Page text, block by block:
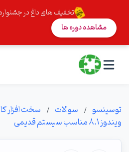
تخفیف های داغ در
مشاهده دوره ها
توسینسو سوالات
سخت افزار
ویندوز ۸.۱ مناسب سیستم قدیمی